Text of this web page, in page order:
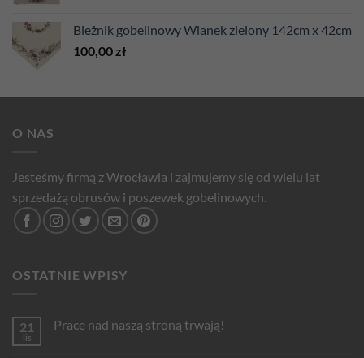
Bieżnik gobelinowy Wianek zielony 142cm x 42cm
100,00 zł
O NAS
Jesteśmy firmą z Wrocławia i zajmujemy się od wielu lat
sprzedażą obrusów i poszewek gobelinowych.
OSTATNIE WPISY
21
lis
Prace nad naszą stroną trwają!